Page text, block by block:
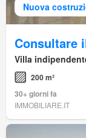
Nuova
Consultare
Villa
200 m²
30+ giorni fa
IMMOBILIARE.IT